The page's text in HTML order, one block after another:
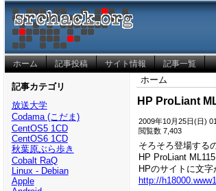
ホーム 記事投稿 サイト情報 記事一覧
記事カテゴリ
放送大学
Codama (こだま)
CentOS5 1CD
CentOS6 1CD
秋葉原ぶら歩き
Cobalt RaQ
Linux - Debian
Apple
ホーム
HP ProLiant
2009年10月25日(日)
閲覧数 7,403
そろそろ登場する
HP ProLiant ML115
HPのサイトに文字
http://